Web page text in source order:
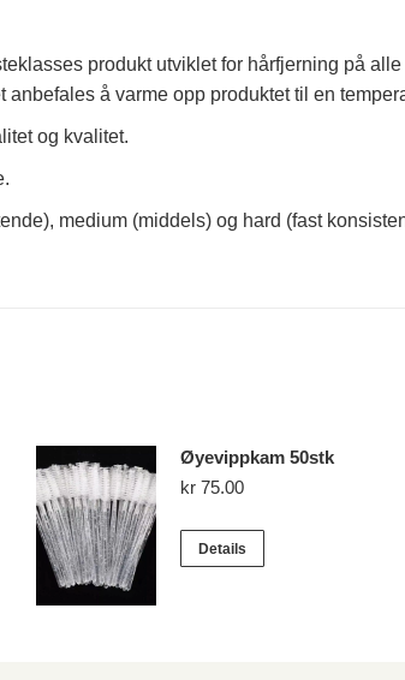
produkt utviklet for hårfjerning på
å varme opp produktet til en
og kvalitet.
medium (middels) og hard (fast
Øyevippkam 50stk
kr 75.00
Details